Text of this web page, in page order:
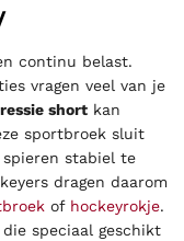
continu belast.
vragen veel van je
short kan
sportbroek sluit
stabiel te
dragen daarom
of hockeyrokje.
speciaal geschikt